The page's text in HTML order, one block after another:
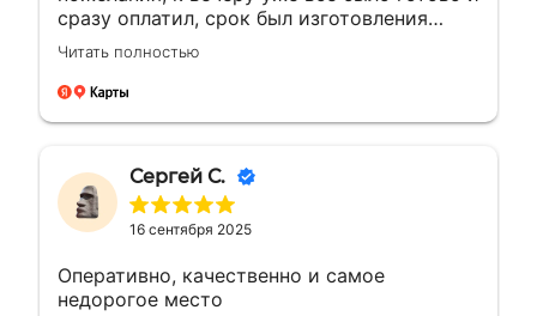
сразу оплатил, срок был изготовления
большею...а сделали раньше на день, сразу
доехал и забрал, и отказалось что
самовывоз очень рядом с домом, был
обращаться ещё ! 🤝👍🏼🙌🏼
Читать полностью
Сергей С.
16 сентября 2025
Оперативно, качественно и самое
недорогое место